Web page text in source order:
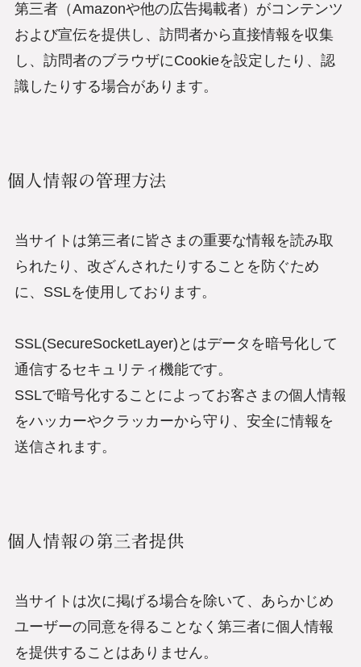
第三者（Amazonや他の広告掲載者）がコンテンツ
および宣伝を提供し、訪問者から直接情報を収集
し、訪問者のブラウザにCookieを設定したり、認
識したりする場合があります。
個人情報の管理方法
当サイトは第三者に皆さまの重要な情報を読み取
られたり、改ざんされたりすることを防ぐため
に、SSLを使用しております。
SSL(SecureSocketLayer)とはデータを暗号化して
通信するセキュリティ機能です。
SSLで暗号化することによってお客さまの個人情報
をハッカーやクラッカーから守り、安全に情報を
送信されます。
個人情報の第三者提供
当サイトは次に掲げる場合を除いて、あらかじめ
ユーザーの同意を得ることなく第三者に個人情報
を提供することはありません。